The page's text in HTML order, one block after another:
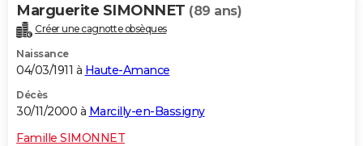
Marguerite SIMONNET (89 ans)
Créer une cagnotte obsèques
Naissance
04/03/1911 à Haute-Amance
Décès
30/11/2000 à Marcilly-en-Bassigny
Famille SIMONNET